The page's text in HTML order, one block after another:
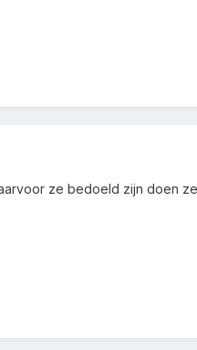
ze bedoeld zijn doen